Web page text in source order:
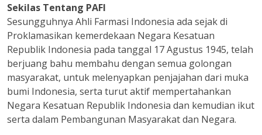
Sekilas Tentang PAFI
Sesungguhnya Ahli Farmasi Indonesia ada sejak di
Proklamasikan kemerdekaan Negara Kesatuan
Republik Indonesia pada tanggal 17 Agustus 1945, telah
berjuang bahu membahu dengan semua golongan
masyarakat, untuk melenyapkan penjajahan dari muka
bumi Indonesia, serta turut aktif mempertahankan
Negara Kesatuan Republik Indonesia dan kemudian ikut
serta dalam Pembangunan Masyarakat dan Negara.